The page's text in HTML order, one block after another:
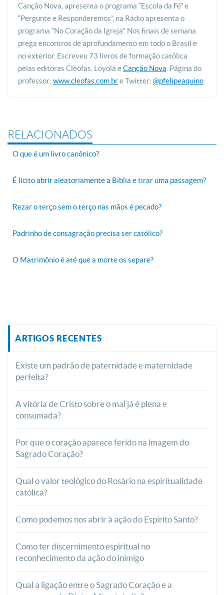
Canção Nova, apresenta o programa “Escola da Fé” e
“Pergunte e Responderemos”, na Rádio apresenta o
programa “No Coração da Igreja”. Nos finais de semana
prega encontros de aprofundamento em todo o Brasil e
no exterior. Escreveu 73 livros de formação católica
pelas editoras Cléofas, Loyola eCanção Nova . Página do
professor: www.cleofas.com.bre Twitter: @pfelipeaquino
RELACIONADOS
O que é um livro canônico?
É lícito abrir aleatoriamente a Bíblia e tirar uma passagem?
Rezar o terço sem o terço nas mãos é pecado?
Padrinho de consagração precisa ser católico?
O Matrimônio é até que a morte os separe?
ARTIGOS RECENTES
Existe um padrão de paternidade e maternidade
perfeita?
A vitória de Cristo sobre o mal já é plena e
consumada?
Por que o coração aparece ferido na imagem do
Sagrado Coração?
Qual o valor teológico do Rosário na espiritualidade
católica?
Como podemos nos abrir à ação do Espírito Santo?
Como ter discernimento espiritual no
reconhecimento da ação do inimigo
Qual a ligação entre o Sagrado Coração e a